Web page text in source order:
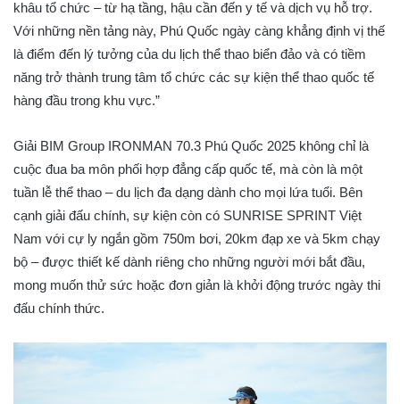
khâu tổ chức – từ hạ tầng, hậu cần đến y tế và dịch vụ hỗ trợ.
Với những nền tảng này, Phú Quốc ngày càng khẳng định vị thế
là điểm đến lý tưởng của du lịch thể thao biển đảo và có tiềm
năng trở thành trung tâm tổ chức các sự kiện thể thao quốc tế
hàng đầu trong khu vực.”
Giải BIM Group IRONMAN 70.3 Phú Quốc 2025 không chỉ là
cuộc đua ba môn phối hợp đẳng cấp quốc tế, mà còn là một
tuần lễ thể thao – du lịch đa dạng dành cho mọi lứa tuổi. Bên
cạnh giải đấu chính, sự kiện còn có SUNRISE SPRINT Việt
Nam với cự ly ngắn gồm 750m bơi, 20km đạp xe và 5km chạy
bộ – được thiết kế dành riêng cho những người mới bắt đầu,
mong muốn thử sức hoặc đơn giản là khởi động trước ngày thi
đấu chính thức.